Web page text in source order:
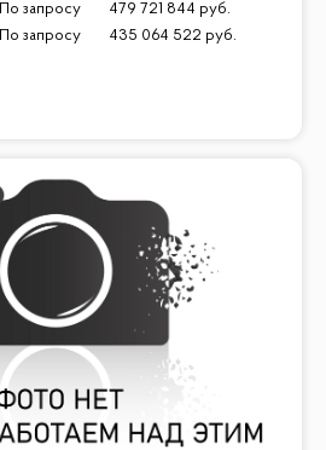
По запросу 479 721 844 руб.
По запросу 435 064 522 руб.